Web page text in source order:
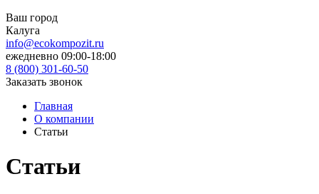
Ваш город
Калуга
info@ecokompozit.ru
ежедневно 09:00-18:00
8 (800) 301-60-50
Заказать звонок
Главная
О компании
Статьи
Статьи